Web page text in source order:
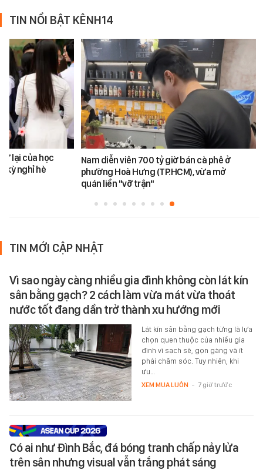
TIN NỔI BẬT KÊNH14
lại của học
kỳ nghỉ hè
Nam diễn viên 700 tỷ giờ bán cà phê ở
phường Hoà Hưng (TP.HCM), vừa mở
quán liền "vỡ trận"
TIN MỚI CẬP NHẬT
Vì sao ngày càng nhiều gia đình không còn lát kín
sân bằng gạch? 2 cách làm vừa mát vừa thoát
nước tốt đang dần trở thành xu hướng mới
Lát kín sân bằng gạch từng là lựa
chọn quen thuộc của nhiều gia
đình vì sạch sẽ, gọn gàng và ít
phải chăm sóc. Tuy nhiên, khi
ưu…
XEM MUA LUÔN - 7 giờ trước
Có ai như Đình Bắc, đá bóng tranh chấp nảy lửa
trên sân nhưng visual vẫn trắng phát sáng